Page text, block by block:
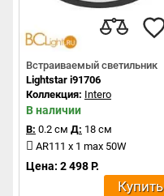
Встраиваемый светильник
Lightstar i91706
Коллекция: Intero
В наличии
В: 0.2 см Д: 18 см
AR111 x 1 max 50W
Цена: 2 498 Р.
Купить